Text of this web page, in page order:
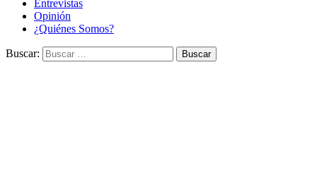
Entrevistas
Opinión
¿Quiénes Somos?
Buscar: